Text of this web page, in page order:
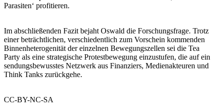
Parasiten‘ profitieren.
Im abschließenden Fazit bejaht Oswald die Forschungsfrage. Trotz
einer beträchtlichen, verschiedentlich zum Vorschein kommenden
Binnenheterogenität der einzelnen Bewegungszellen sei die Tea
Party als eine strategische Protestbewegung einzustufen, die auf ein
sendungsbewusstes Netzwerk aus Finanziers, Medienakteuren und
Think Tanks zurückgehe.
CC-BY-NC-SA